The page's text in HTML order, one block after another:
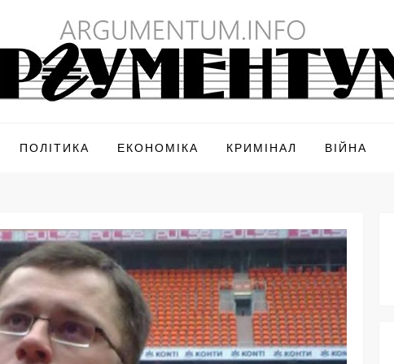
ПОЛІТИКА ЕКОНОМІКА КРИМІНАЛ ВІЙНА